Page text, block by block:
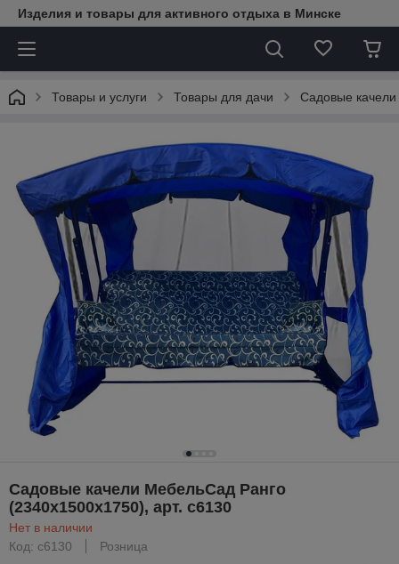
Изделия и товары для активного отдыха в Минске
Товары и услуги Товары для дачи Садовые качели
Садовые качели МебельСад Ранго
(2340х1500х1750), арт. с6130
Нет в наличии
Код: с6130
Розница